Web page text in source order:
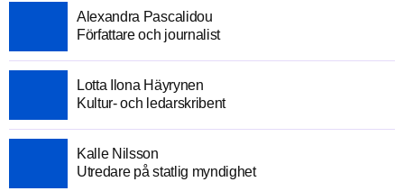
Alexandra Pascalidou
Författare och journalist
Lotta Ilona Häyrynen
Kultur- och ledarskribent
Kalle Nilsson
Utredare på statlig myndighet